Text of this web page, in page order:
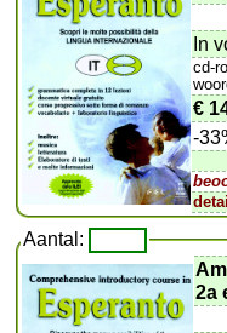
In
cd-
€
-
Aantal:
2a